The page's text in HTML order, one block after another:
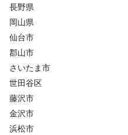
長野県
岡山県
仙台市
郡山市
さいたま市
世田谷区
藤沢市
金沢市
浜松市